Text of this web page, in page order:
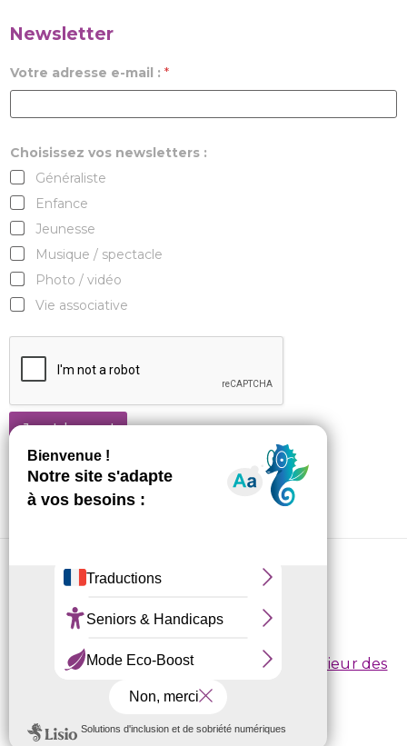
Newsletter
Votre adresse e-mail : *
Choisissez vos newsletters :
Généraliste
Enfance
Jeunesse
Musique / spectacle
Photo / vidéo
Vie associative
Je m'abonne !
Conditions d’inscription/
Règlement intérieur des
centres